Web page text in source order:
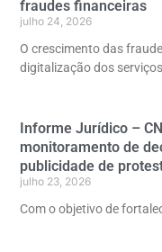
fraudes financeiras
julho 24, 2026
O crescimento das
digitalização dos serviços
Informe Jurídico –
monitoramento de
publicidade de
julho 23, 2026
Com o objetivo de